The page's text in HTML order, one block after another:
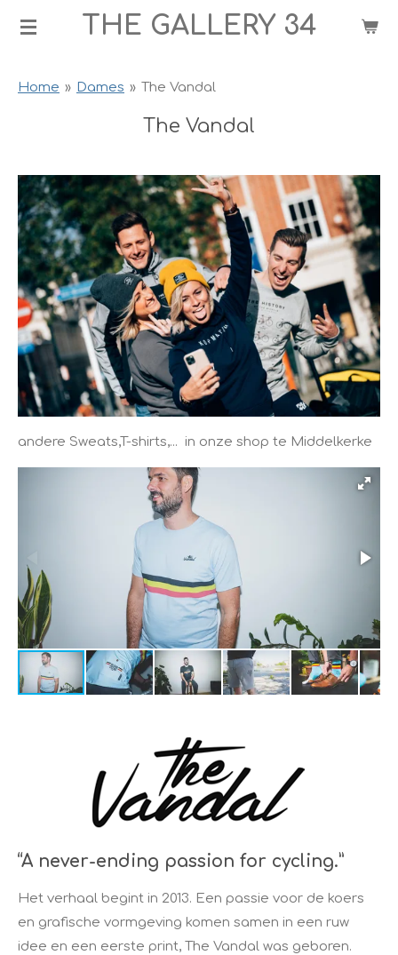
Ga
de
THE GALLERY 34
Home » Dames » The Vandal
The Vandal
andere Sweats,T-shirts,... in onze shop te Middelkerke
“A never-ending passion for cycling.”
Het verhaal begint in 2013. Een passie voor de koers
en grafische vormgeving komen samen in een ruw
idee en een eerste print, The Vandal was geboren.